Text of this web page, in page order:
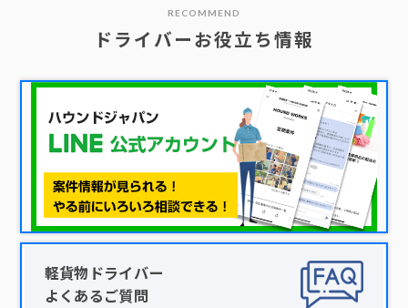
RECOMMEND
ドライバーお役立ち情報
軽貨物ドライバー
よくあるご質問